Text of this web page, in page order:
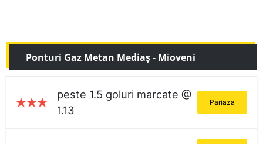
Ponturi Gaz Metan Mediaş - Mioveni
peste 1.5 goluri marcate @
1.13
Pariaza